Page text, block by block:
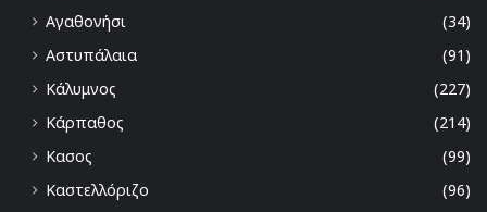
Αγαθονήσι
(34)
Αστυπάλαια
(91)
Κάλυμνος
(227)
Κάρπαθος
(214)
Κασος
(99)
Καστελλόριζο
(96)